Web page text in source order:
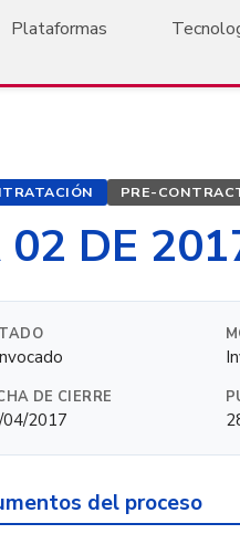
Plataformas
PRE-
02 DE
DE CIERRE
04/2017
del proceso